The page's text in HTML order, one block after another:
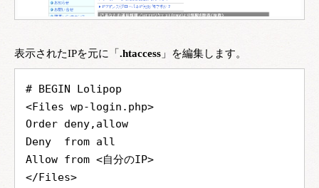
表示されたIPを元に「 .htaccess 」を編集します。
# BEGIN Lolipop
<Files wp-login.php>
Order deny,allow
Deny  from all
Allow from <自分のIP>
</Files>